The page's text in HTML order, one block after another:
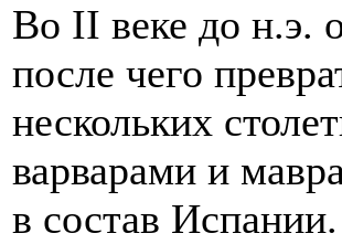
Во II веке до н.э.
после чего
нескольких
варварами и
в состав Испании.